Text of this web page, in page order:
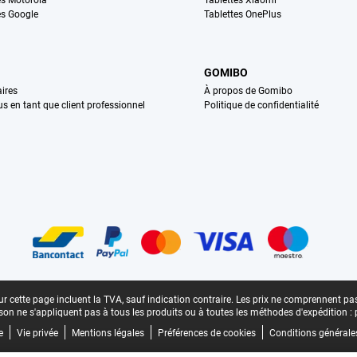
Google
Tablettes OnePlus
en tant que client professionnel
GOMIBO
À propos de Gomibo
Politique de confidentialité
cette page incluent la TVA, sauf indication contraire. Les prix ne comprennent
ne s'appliquent pas à tous les produits ou à toutes les méthodes d'expédition :
Vie privée Mentions légales Préférences de cookies Conditions